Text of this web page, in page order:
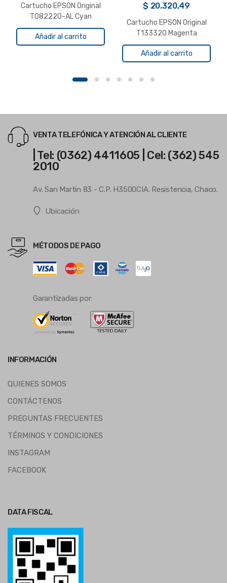
Cartucho EPSON Original
T082220-AL Cyan
Añadir al carrito
$ 20.320,49
Cartucho EPSON Original
T133320 Magenta
StylusT22/25
TX120/123/125/420W
OfficeTX320F
Añadir al carrito
VENTA TELEFÓNICA Y ATENCIÓN AL CLIENTE
| Tel: (0362) 4411605 | Cel: (362) 545
2010
Av. San Martin 83 - C.P. H3500CIA. Resistencia, Chaco.
Ubicación
MÉTODOS DE PAGO
Garantizadas por:
INFORMACIÓN
QUIENES SOMOS
CONTÁCTENOS
PREGUNTAS FRECUENTES
TÉRMINOS Y CONDICIONES
INSTAGRAM
FACEBOOK
DATA FISCAL